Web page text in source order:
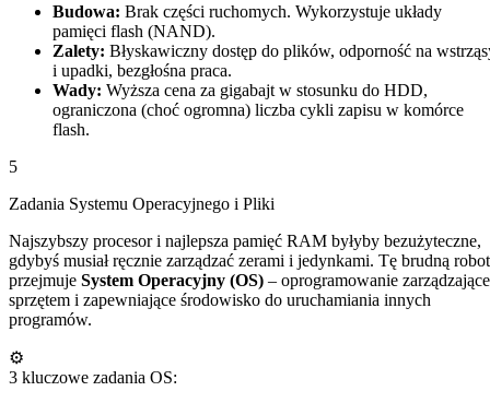
Budowa: Brak części ruchomych. Wykorzystuje układy
pamięci flash (NAND).
Zalety: Błyskawiczny dostęp do plików, odporność na
i upadki, bezgłośna praca.
Wady: Wyższa cena za gigabajt w stosunku do HDD,
ograniczona (choć ogromna) liczba cykli zapisu w komórce
flash.
5
Zadania Systemu Operacyjnego i Pliki
Najszybszy procesor i najlepsza pamięć RAM byłyby bezużyteczne,
gdybyś musiał ręcznie zarządzać zerami i jedynkami. Tę brudną
przejmuje System Operacyjny (OS) – oprogramowanie zarządzające
sprzętem i zapewniające środowisko do uruchamiania innych
programów.
⚙️
3 kluczowe zadania OS: